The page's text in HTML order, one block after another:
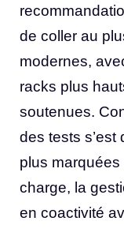
de coller au
modernes,
racks plus
soutenues.
des tests
plus
charge, la
en coactivité